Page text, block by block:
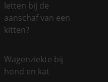
letten bij de
aanschaf van een
kitten?
Wagenziekte bij
hond en kat